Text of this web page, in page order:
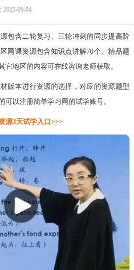
2023-09-04
包含二轮复习、三轮冲刺的同步提高阶
网课资源包含知识点讲解70个、精品题
它地区的内容可在线咨询老师获取。
版本进行资源的选择，对应的资源题型
可以注册简单学习网的试学账号。
源3天试学入口>>>